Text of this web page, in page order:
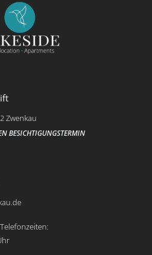
Zwenkau
BESICHTIGUNGSTERMIN